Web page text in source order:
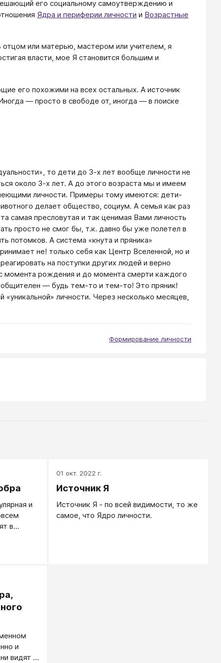
его социальному самоутверждению и
Ядра и периферии личности и Возрастные
отцом или матерью, мастером или учителем, я
власти, мое Я становится большим и
его похожими на всех остальных. А источник
— просто в свободе от, иногда — в поиске
то дети до 3-х лет вообще личности не
около 3-х лет. А до этого возраста мы и имеем
личности. Примеры тому имеются: дети-
делает общество, социум. А семья как раз
самая пресловутая и так ценимая Вами личность
просто не смог бы, т.к. давно бы уже полетел в
потомков. А система «кнута и пряника»
не! только себя как Центр Вселенной, но и
на поступки других людей и верно
момента рождения и до момента смерти каждого
общителен — будь тем-то и тем-то! Это пряник!
«уникальной» личности. Через несколько месяцев,
Формирование личности
и
в
01 окт. 2022 г.
Источник Я
Источник Я - по всей видимости, то же
самое, что Ядро личности.
и
видят в